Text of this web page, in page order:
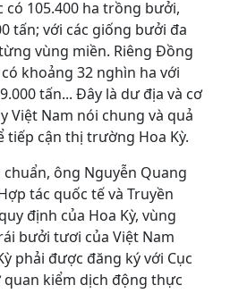
có 105.400 ha trồng bưởi,
tấn; với các giống bưởi đa
vùng miền. Riêng Đồng
khoảng 32 nghìn ha với
tấn... Đây là dư địa và cơ
Việt Nam nói chung và quả
cận thị trường Hoa Kỳ.
ông Nguyễn Quang
tác quốc tế và Truyền
định của Hoa Kỳ, vùng
bưởi tươi của Việt Nam
phải được đăng ký với Cục
quan kiểm dịch động thực